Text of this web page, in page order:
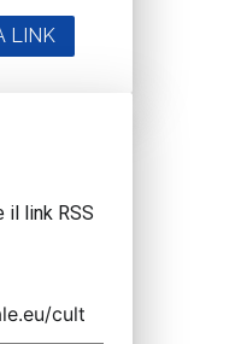
LINK
il link RSS